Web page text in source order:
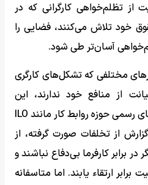
تظلم‌خواهی کارگرانی که در
خود تلاش می‌کنند، فضایی را
آسان‌تر طی شود.
مختلفی که تشکل‌های کارگری
از منافع خود ندارند، این
تشکل‌های بین‌المللی و نهادهای رسمی حوزه روابط کار مانند ILO
از تخلفات صورت گرفته، از
برابر کارفرما بی‌دفاع نباشند و
ارتقاء یابند. اما متاسفانه